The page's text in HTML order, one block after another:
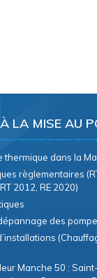
À LA MISE AU
thermique dans la
règlementaires
2012, RE 2020)
des
Manche 50 : Saint-